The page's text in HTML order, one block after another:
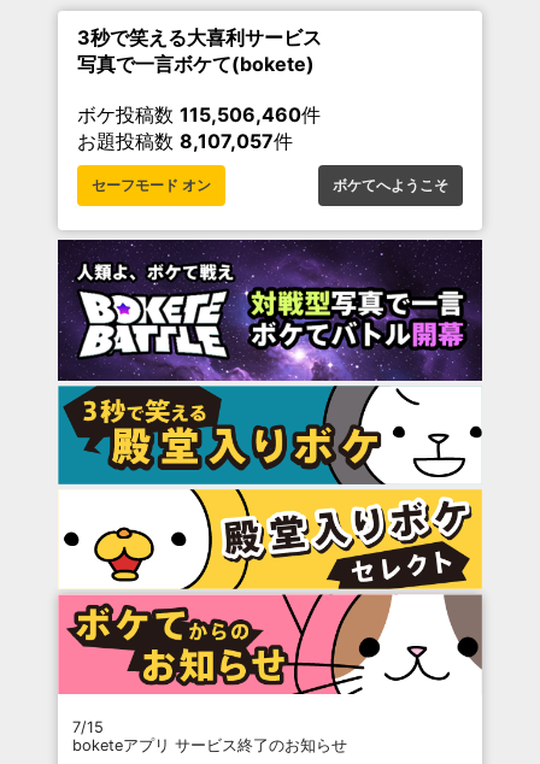
3秒で笑える大喜利サービス
写真で一言ボケて(bokete)
ボケ投稿数 115,506,460件
お題投稿数 8,107,057件
セーフモード オン ボケてへようこそ
7/15
boketeアプリ サービス終了のお知らせ